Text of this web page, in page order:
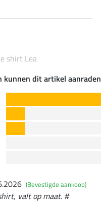
shirt Lea
kunnen dit artikel aanraden
(Bevestigde aankoop)
valt op maat. #